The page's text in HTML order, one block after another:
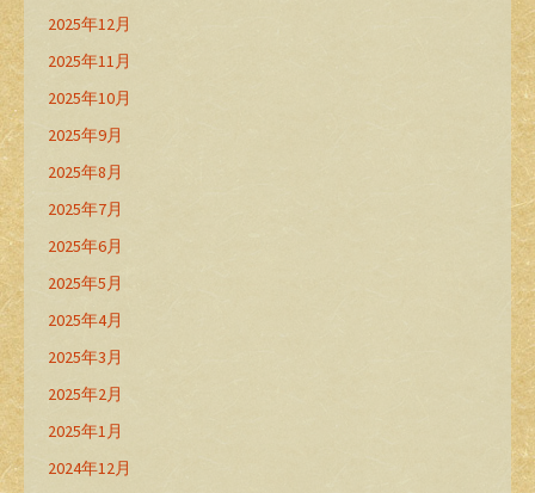
2025年12月
2025年11月
2025年10月
2025年9月
2025年8月
2025年7月
2025年6月
2025年5月
2025年4月
2025年3月
2025年2月
2025年1月
2024年12月